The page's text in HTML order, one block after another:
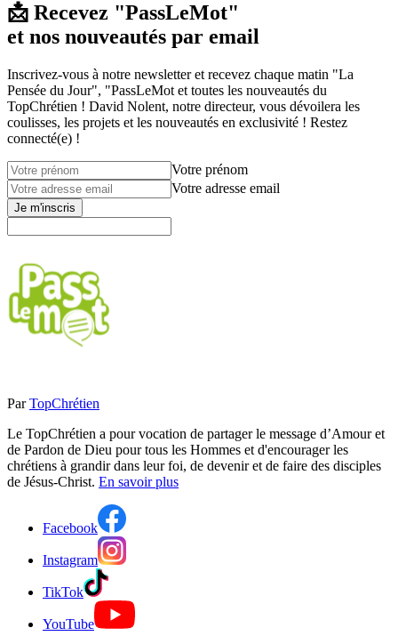
📩 Recevez "PassLeMot"
et nos nouveautés par email
Inscrivez-vous à notre newsletter et recevez chaque matin "La
Pensée du Jour", "PassLeMot et toutes les nouveautés du
TopChrétien ! David Nolent, notre directeur, vous dévoilera les
coulisses, les projets et les nouveautés en exclusivité ! Restez
connecté(e) !
Votre prénom
Votre adresse email
Je m'inscris
Par TopChrétien
Le TopChrétien a pour vocation de partager le message d’Amour et
de Pardon de Dieu pour tous les Hommes et d'encourager les
chrétiens à grandir dans leur foi, de devenir et de faire des disciples
de Jésus-Christ. En savoir plus
Facebook
Instagram
TikTok
YouTube